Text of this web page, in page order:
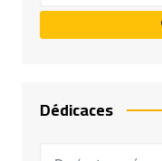
Dédicaces